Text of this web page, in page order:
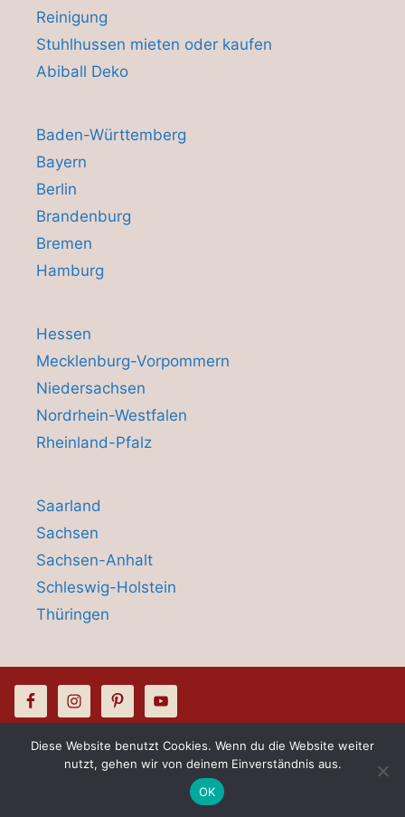
Reinigung
Stuhlhussen mieten oder kaufen
Abiball Deko
Baden-Württemberg
Bayern
Berlin
Brandenburg
Bremen
Hamburg
Hessen
Mecklenburg-Vorpommern
Niedersachsen
Nordrhein-Westfalen
Rheinland-Pfalz
Saarland
Sachsen
Sachsen-Anhalt
Schleswig-Holstein
Thüringen
© 2026 Hussenliebe - Stuhlhusssen &
Tischdecken Verleih
Diese Website benutzt Cookies. Wenn du die Website weiter
nutzt, gehen wir von deinem Einverständnis aus.
OK
Kontakt